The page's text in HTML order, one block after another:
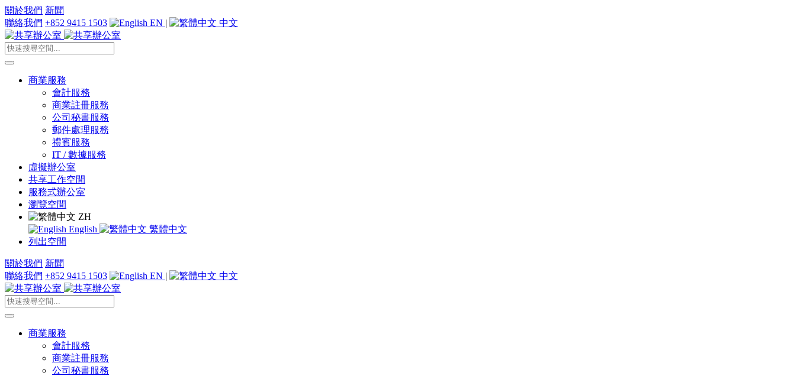
關於我們 新聞
聯絡我們 +852 9415 1503 EN | 中文
商業服務
會計服務
商業註冊服務
公司秘書服務
郵件處理服務
禮賓服務
IT / 數據服務
虛擬辦公室
共享工作空間
服務式辦公室
瀏覽空間
ZH
English
繁體中文
列出空間
關於我們 新聞
聯絡我們 +852 9415 1503 EN | 中文
商業服務
會計服務
商業註冊服務
公司秘書服務